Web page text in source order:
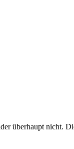
überhaupt nicht.